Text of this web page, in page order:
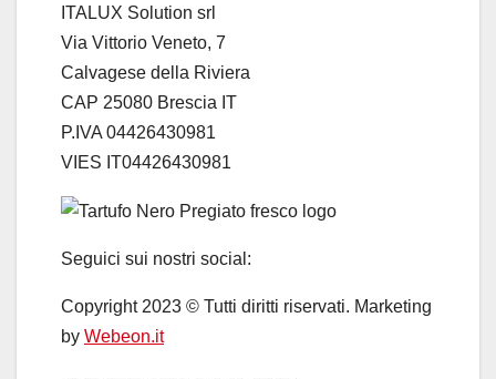
ITALUX Solution srl
Via Vittorio Veneto, 7
Calvagese della Riviera
CAP 25080 Brescia IT
P.IVA 04426430981
VIES IT04426430981
Seguici sui nostri social:
Copyright 2023 © Tutti diritti riservati. Marketing
by Webeon.it